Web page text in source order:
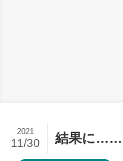
結果に……
2021
11/30